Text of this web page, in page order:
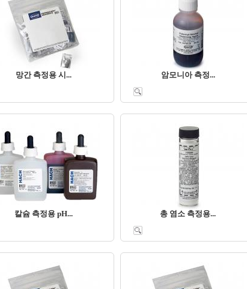
망간 측정용 시... 암모니아 측정...
칼슘 측정용 pH... 총 염소 측정용...